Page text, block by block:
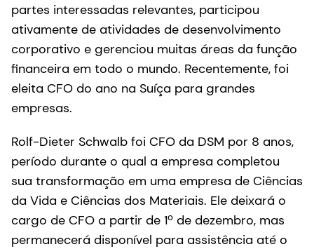
partes interessadas relevantes, participou
ativamente de atividades de desenvolvimento
corporativo e gerenciou muitas áreas da função
financeira em todo o mundo. Recentemente, foi
eleita CFO do ano na Suíça para grandes
empresas.
Rolf-Dieter Schwalb foi CFO da DSM por 8 anos,
período durante o qual a empresa completou
sua transformação em uma empresa de Ciências
da Vida e Ciências dos Materiais. Ele deixará o
cargo de CFO a partir de 1º de dezembro, mas
permanecerá disponível para assistência até o